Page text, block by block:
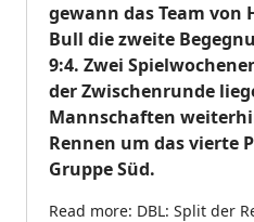
gewann das Team von
Bull die zweite
9:4. Zwei
der Zwischenrunde
Mannschaften
Rennen um das vierte
Gruppe Süd.
Read more: DBL: Split der